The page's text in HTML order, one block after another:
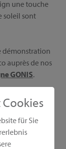
für Sie
une touche
soleil sont
démonstration
auprès de nos
GONIS.
soleil,
règle,